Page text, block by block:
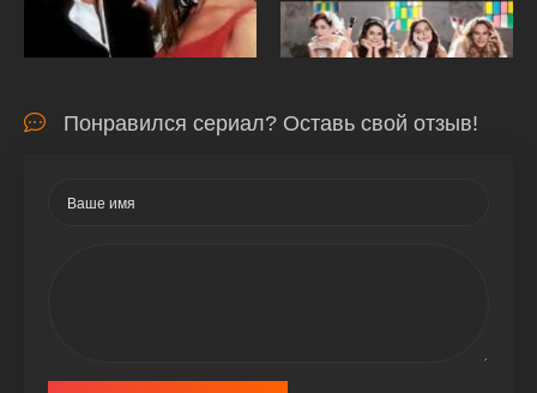
Понравился сериал? Оставь свой отзыв!